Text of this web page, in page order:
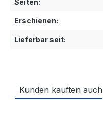
Seiten:
Erschienen:
Lieferbar seit:
Kunden kauften auch